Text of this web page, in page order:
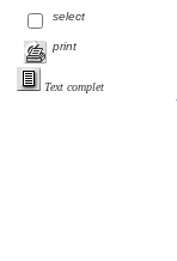
select
print
Text complet